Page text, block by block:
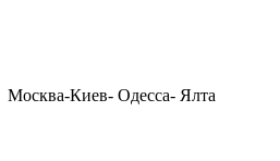
Москва-Киев- Одесса- Ялта